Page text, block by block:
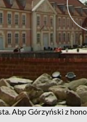
Abp Górzyński z